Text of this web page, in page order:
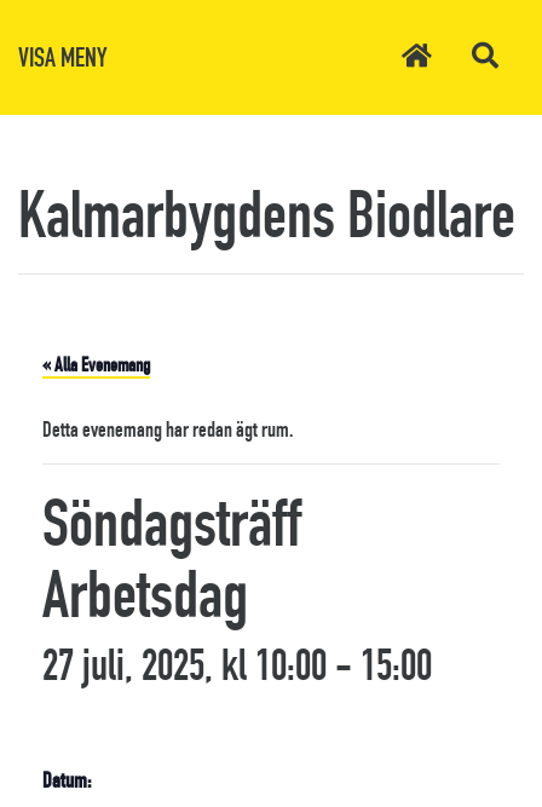
VISA MENY
Kalmarbygdens Biodlare
« Alla Evenemang
Detta evenemang har redan ägt rum.
Söndagsträff
Arbetsdag
27 juli, 2025, kl 10:00- 15:00
Datum: